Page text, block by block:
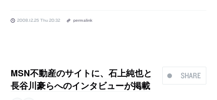
2008.12.25 Thu 20:32 permalink
SHARE
MSN不動産のサイトに、石上純也と
長谷川豪らへのインタビューが掲載